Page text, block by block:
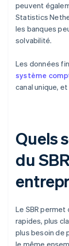
peuvent
Statistics
les banques
solvabilité.
Les données
système
canal unique,
Quels
du
Le SBR
rapides, plus
plus besoin de